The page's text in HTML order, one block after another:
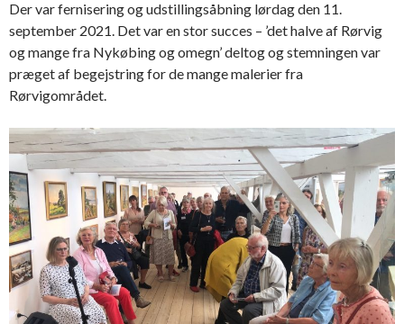
Der var fernisering og udstillingsåbning lørdag den 11.
september 2021. Det var en stor succes – ’det halve af Rørvig
og mange fra Nykøbing og omegn’ deltog og stemningen var
præget af begejstring for de mange malerier fra
Rørvigområdet.